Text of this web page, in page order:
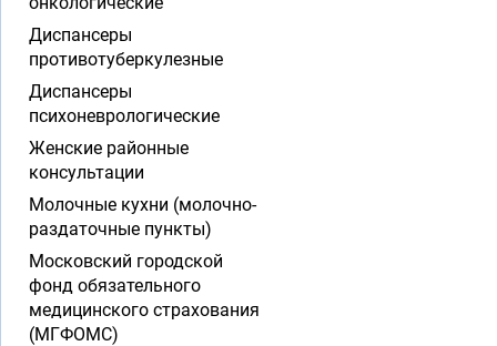
Диспансеры
противотуберкулезные
Диспансеры
психоневрологические
Женские районные
консультации
Молочные кухни (молочно-
раздаточные пункты)
Московский городской
фонд обязательного
медицинского страхования
(МГФОМС)